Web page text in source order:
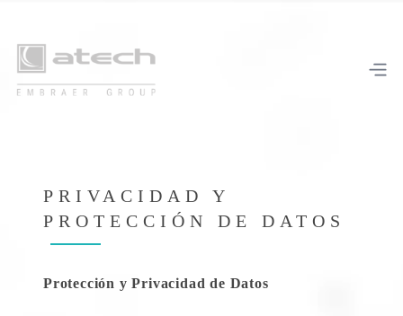
PRIVACIDAD Y
PROTECCIÓN DE DATOS
Protección y Privacidad de Datos